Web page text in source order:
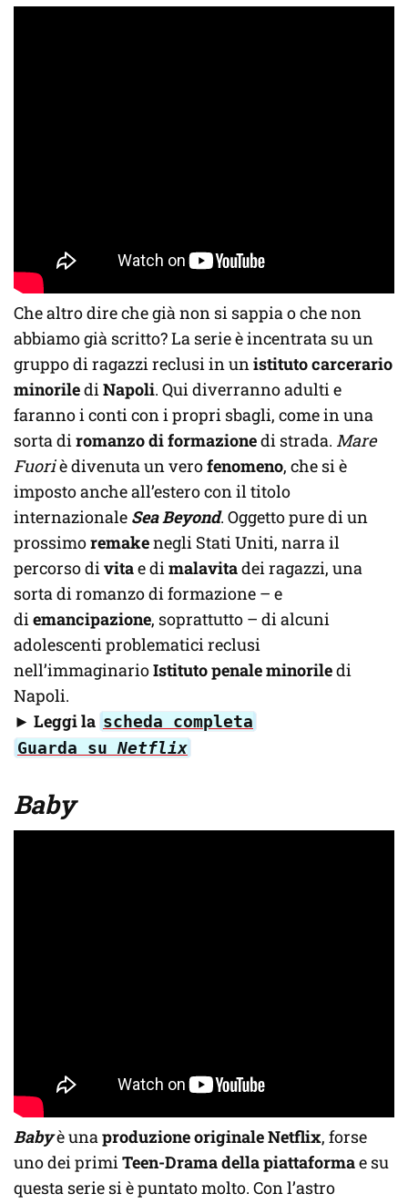
Che altro dire che già non si sappia o che non
abbiamo già scritto? La serie è incentrata su un
gruppo di ragazzi reclusi in unistituto carcerario
minorilediNapoli. Qui diverranno adulti e
faranno i conti con i propri sbagli, come in una
sorta diromanzo di formazionedi strada. Mare
Fuoriè divenuta un verofenomeno, che si è
imposto anche all’estero con il titolo
internazionale Sea Beyond. Oggetto pure di un
prossimoremakenegli Stati Uniti, narra il
percorso divitae dimalavitadei ragazzi, una
sorta di romanzo di formazione – e
diemancipazione, soprattutto – di alcuni
adolescenti problematici reclusi
nell’immaginarioIstituto penale minoriledi
Napoli.
► Leggi la scheda completa
Guarda suNetflix
Baby
Babyè unaproduzione originale Netflix, forse
uno dei primiTeen-Drama della piattaformae su
questa serie si è puntato molto. Con l’astro